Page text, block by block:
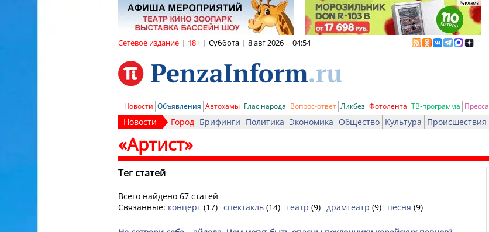
Сетевое издание | 18+ | Суббота | 8 авг 2026 | 04:54
Новости Объявления Автохамы Глас народа Вопрос-ответ Ликбез Фотолента ТВ-программа Пресса
Новости Город Брифинги Политика Экономика Общество Культура Происшествия
«Артист»
Тег статей
Всего найдено 67 статей
Связанные: концерт (17) спектакль (14) театр (9) драмтеатр (9) песня (9)